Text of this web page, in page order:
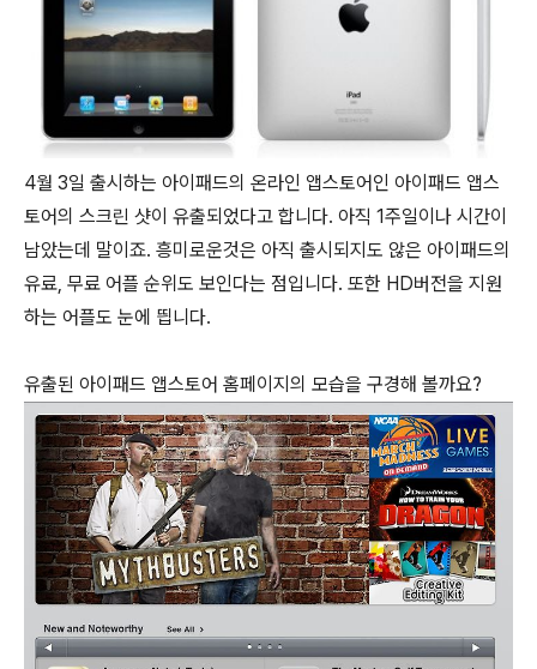
4월 3일 출시하는 아이패드의 온라인 앱스토어인 아이패드 앱스
토어의 스크린 샷이 유출되었다고 합니다. 아직 1주일이나 시간이
남았는데 말이죠. 흥미로운것은 아직 출시되지도 않은 아이패드의
유료, 무료 어플 순위도 보인다는 점입니다. 또한 HD버전을 지원
하는 어플도 눈에 띕니다.
유출된 아이패드 앱스토어 홈페이지의 모습을 구경해 볼까요?